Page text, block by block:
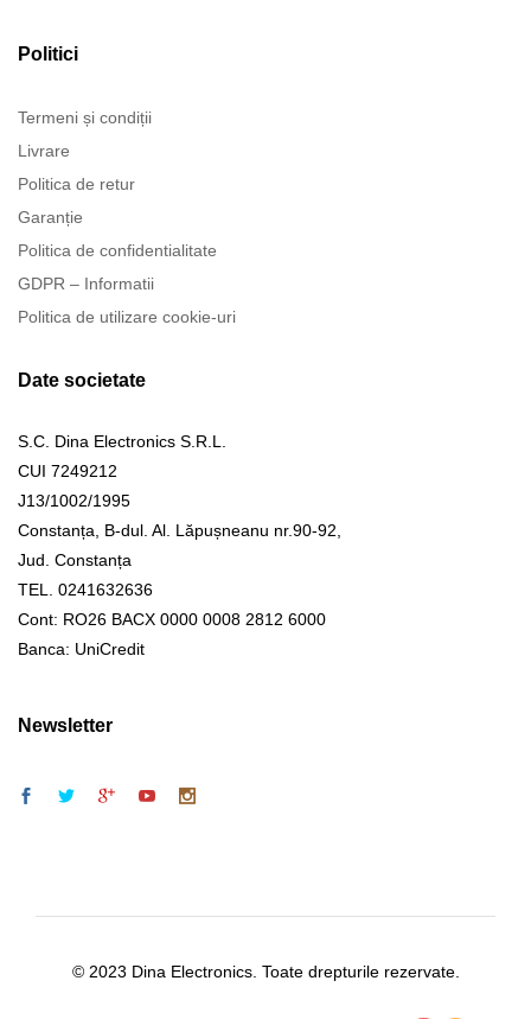
Politici
Termeni și condiții
Livrare
Politica de retur
Garanție
Politica de confidentialitate
GDPR – Informatii
Politica de utilizare cookie-uri
Date societate
S.C. Dina Electronics S.R.L.
CUI 7249212
J13/1002/1995
Constanța, B-dul. Al. Lăpușneanu nr.90-92,
Jud. Constanța
TEL. 0241632636
Cont: RO26 BACX 0000 0008 2812 6000
Banca: UniCredit
Newsletter
© 2023 Dina Electronics. Toate drepturile rezervate.